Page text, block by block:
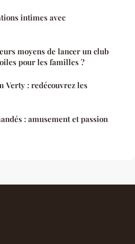
intimes avec
moyens de lancer un club
pour les familles ?
Verty : redécouvrez les
: amusement et passion